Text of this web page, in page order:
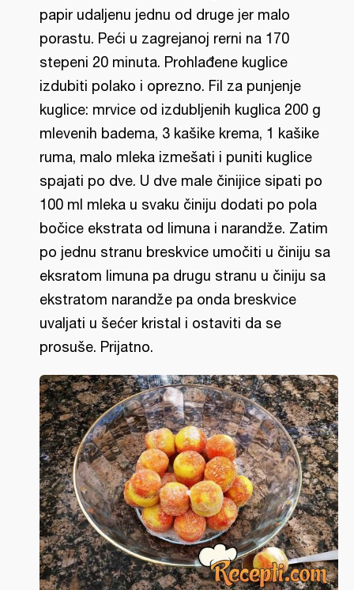
papir udaljenu jednu od druge jer malo
porastu. Peći u zagrejanoj rerni na 170
stepeni 20 minuta. Prohlađene kuglice
izdubiti polako i oprezno. Fil za punjenje
kuglice: mrvice od izdubljenih kuglica 200 g
mlevenih badema, 3 kašike krema, 1 kašike
ruma, malo mleka izmešati i puniti kuglice
spajati po dve. U dve male činijice sipati po
100 ml mleka u svaku činiju dodati po pola
bočice ekstrata od limuna i narandže. Zatim
po jednu stranu breskvice umočiti u činiju sa
eksratom limuna pa drugu stranu u činiju sa
ekstratom narandže pa onda breskvice
uvaljati u šećer kristal i ostaviti da se
prosuše. Prijatno.